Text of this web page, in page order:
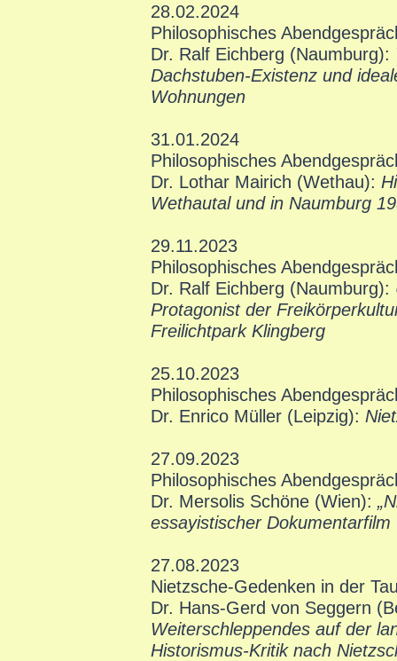
28.02.2024
Philosophisches
Dr. Ralf Eichberg (Naumburg):
Dachstuben-Existenz und
Wohnungen
31.01.2024
Philosophisches
Dr. Lothar Mairich (Wethau):
Wethautal und in Naumburg
29.11.2023
Philosophisches
Dr. Ralf Eichberg (Naumburg):
Protagonist der
Freilichtpark Klingberg
25.10.2023
Philosophisches
Dr. Enrico Müller (Leipzig):
27.09.2023
Philosophisches
Dr. Mersolis Schöne (Wien):
essayistischer Dokumentarfilm
27.08.2023
Nietzsche-Gedenken in der
Dr. Hans-Gerd von Seggern
Weiterschleppendes auf der
Historismus-Kritik nach